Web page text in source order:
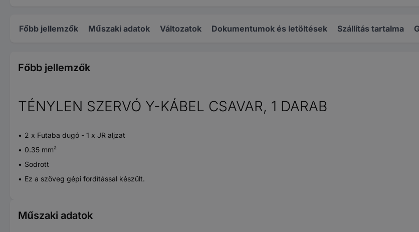
Főbb jellemzők Műszaki adatok Változatok Dokumentumok és letöltések Szállítás tartalma
Főbb jellemzők
TÉNYLEN SZERVÓ Y-KÁBEL CSAVAR, 1 DARAB
2 x Futaba dugó - 1 x JR aljzat
0.35 mm²
Sodrott
Ez a szöveg gépi fordítással készült.
Műszaki adatok